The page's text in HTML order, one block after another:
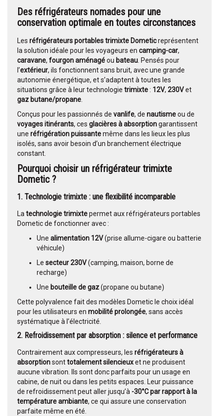
Des réfrigérateurs nomades pour une
conservation optimale en toutes circonstances
Les réfrigérateurs portables trimixte Dometicreprésentent
la solution idéale pour les voyageurs en camping-car,
caravane, fourgon aménagéou bateau . Pensés pour
l’extérieur, ils fonctionnent sans bruit, avec une grande
autonomie énergétique, et s’adaptent à toutes les
situations grâce à leur technologie trimixte: 12V, 230Vet
gaz butane/propane
Conçus pour les passionnés de vanlife, de nautismeou de
voyages itinérants, ces glacières à absorptiongarantissent
une réfrigération puissantemême dans les lieux les plus
isolés, sans avoir besoin d’un branchement électrique
constant.
Pourquoi choisir un réfrigérateur trimixte
Dometic ?
1. Technologie trimixte : une flexibilité incomparable
La technologie trimixtepermet aux réfrigérateurs portables
Dometic de fonctionner avec :
Une alimentation 12V(prise allume-cigare ou batterie
véhicule)
Le secteur 230V(camping, maison, borne de
recharge)
Une bouteille de gaz(propane ou butane)
Cette polyvalence fait des modèles Dometic le choix idéal
pour les utilisateurs en mobilité prolongée, sans accès
systématique à l’électricité.
2. Refroidissement par absorption : silence et performance
Contrairement aux compresseurs, les réfrigérateurs à
absorptionsonttotalement silencieuxet ne produisent
aucune vibration. Ils sont donc parfaits pour un usage en
cabine, de nuit ou dans les petits espaces. Leur puissance
de refroidissement peut aller jusqu’à -30°C par rapport à la
température ambiante, ce qui assure une conservation
parfaite même en été.